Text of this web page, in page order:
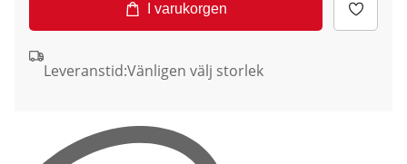
I varukorgen
Leveranstid:Vänligen välj storlek